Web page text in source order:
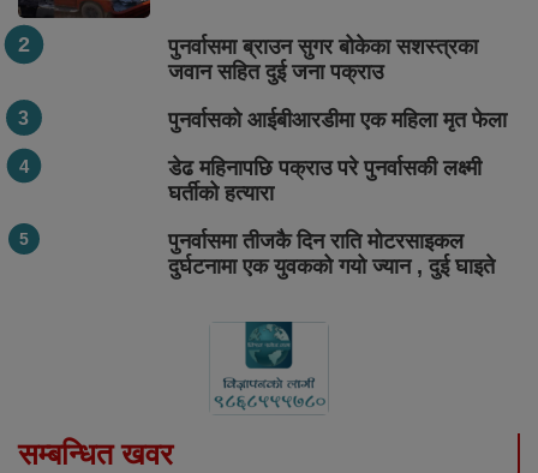
पुनर्वासमा ब्राउन सुगर बोकेका सशस्त्रका
जवान सहित दुई जना पक्राउ
पुनर्वासको आईबीआरडीमा एक महिला मृत फेला
डेढ महिनापछि पक्राउ परे पुनर्वासकी लक्ष्मी
घर्तीको हत्यारा
पुनर्वासमा तीजकै दिन राति मोटरसाइकल
दुर्घटनामा एक युवकको गयो ज्यान , दुई घाइते
सम्बन्धित खवर